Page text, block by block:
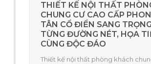
THIẾT KẾ NỘI THẤT
CHUNG CƯ CAO CẤP
TÂN CỔ ĐIỂN SANG
TỪNG ĐƯỜNG NÉT, HỌA
CÙNG ĐỘC ĐÁO
Thiết kế nội thất phòng khách